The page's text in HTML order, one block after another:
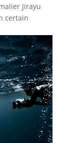
Jirayu
certain